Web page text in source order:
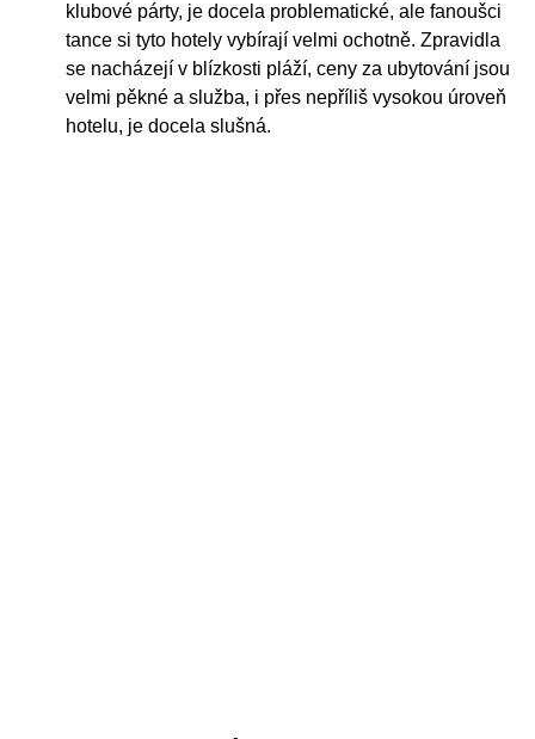
klubové párty, je docela problematické, ale fanoušci
tance si tyto hotely vybírají velmi ochotně. Zpravidla
se nacházejí v blízkosti pláží, ceny za ubytování jsou
velmi pěkné a služba, i přes nepříliš vysokou úroveň
hotelu, je docela slušná.